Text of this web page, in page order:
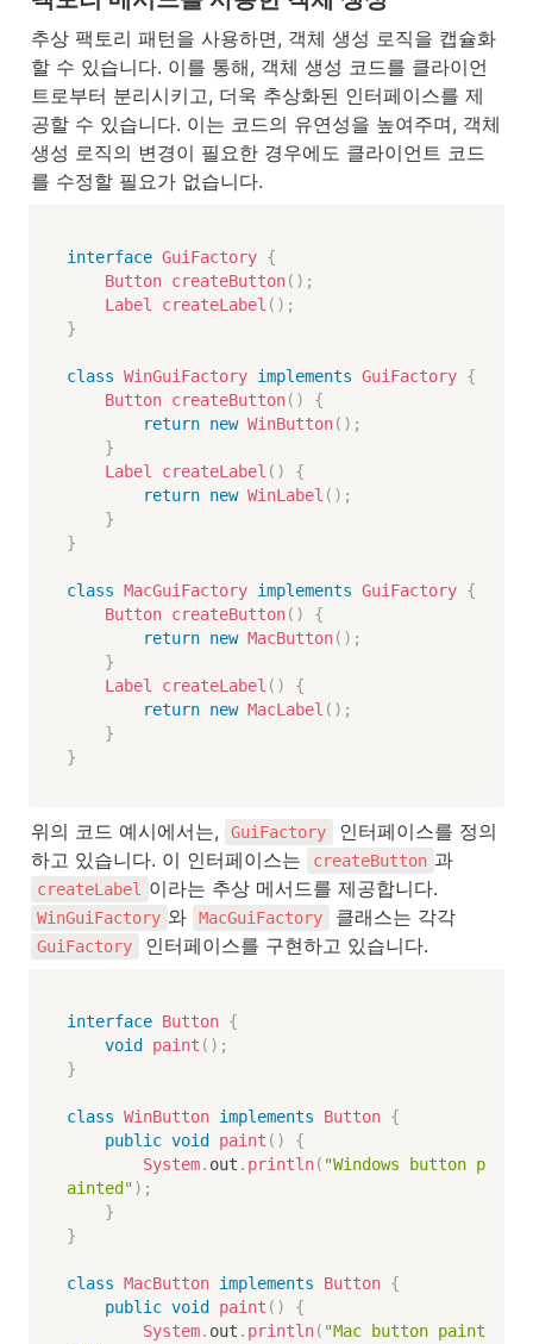
추상 팩토리 패턴을 사용하면, 객체 생성 로직을 캡슐화
할 수 있습니다. 이를 통해, 객체 생성 코드를 클라이언
트로부터 분리시키고, 더욱 추상화된 인터페이스를 제
공할 수 있습니다. 이는 코드의 유연성을 높여주며, 객체
생성 로직의 변경이 필요한 경우에도 클라이언트 코드
를 수정할 필요가 없습니다.
interface GuiFactory {
Button createButton( ) ;
Label
createLabel ( ) ;
}
class WinGuiFactory implements GuiFactory {
Button createButton( )
{
return new WinButton( ) ;
}
Label
createLabel ( )
{
return new WinLabel ( ) ;
}
}
class MacGuiFactory implements GuiFactory {
Button createButton( )
{
return new MacButton( ) ;
}
Label
createLabel ( )
{
return new MacLabel ( ) ;
}
}
위의 코드 예시에서는, GuiFactory
인터페이스를 정의
하고 있습니다. 이 인터페이스는
createButton 과
createLabel
WinGuiFactory 와 MacGuiFactory 클래스는 각각
GuiFactory 인터페이스를 구현하고 있습니다.
interface Button {
void
paint ( ) ;
}
class WinButton implements Button {
public void paint ( )
{
System. out . println( "Windows button p
ainted") ;
}
}
class MacButton implements Button {
public void paint ( )
{
System. out . println( "Mac button paint